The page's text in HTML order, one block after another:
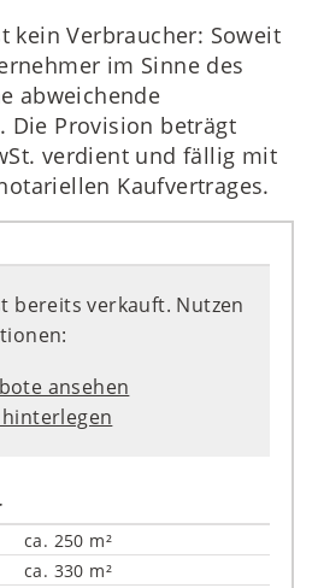
kein Verbraucher: Soweit
im Sinne des
abweichende
Die Provision beträgt
verdient und fällig mit
Kaufvertrages.
bereits verkauft. Nutzen
ansehen
ca. 250 m²
ca. 330 m²